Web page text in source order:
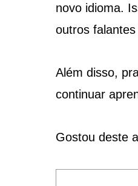
novo idioma.
outros
Além disso,
continuar
Gostou deste